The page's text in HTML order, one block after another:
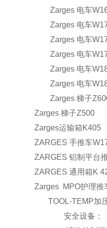
Zarges 电车
Zarges 电车
Zarges 电车
Zarges 电车
Zarges 电车
Zarges 电车
Zarges 梯子
Zarges 梯子Z500
Zarges运输箱K405
ZARGES 手推车
ZARGES 铝制平台
ZARGES 通用箱K
Zarges MPO护理推
TOOL-TEMP加
安全设备：